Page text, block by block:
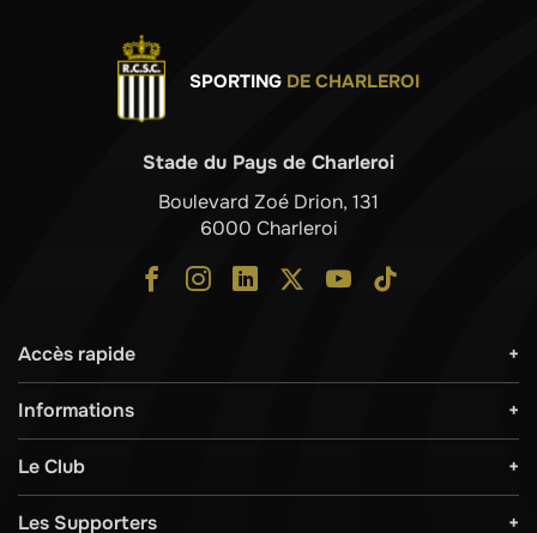
SPORTING DE CHARLEROI
Stade du Pays de Charleroi
Boulevard Zoé Drion, 131
6000 Charleroi
Accès rapide
Informations
Le Club
Les Supporters